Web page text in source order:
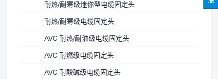
耐热/耐寒级迷你型电缆固定头
耐热/耐寒级电缆固定头
AVC 耐热/耐油级电缆固定头
AVC 耐燃级电缆固定头
AVC 耐酸碱级电缆固定头